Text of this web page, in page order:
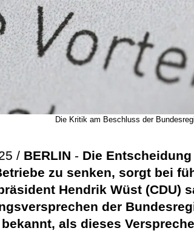
Die Kritik am Beschluss der
/ BERLIN - Die
zu senken, sorgt bei
Hendrik Wüst (CDU)
der
als dieses